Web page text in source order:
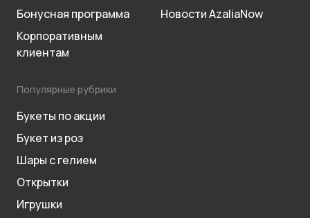
Бонусная программа
Корпоративным
клиентам
Новости AzaliaNow
Популярные рубрики
Букеты по акции
Букет из роз
Шары с гелием
Открытки
Игрушки